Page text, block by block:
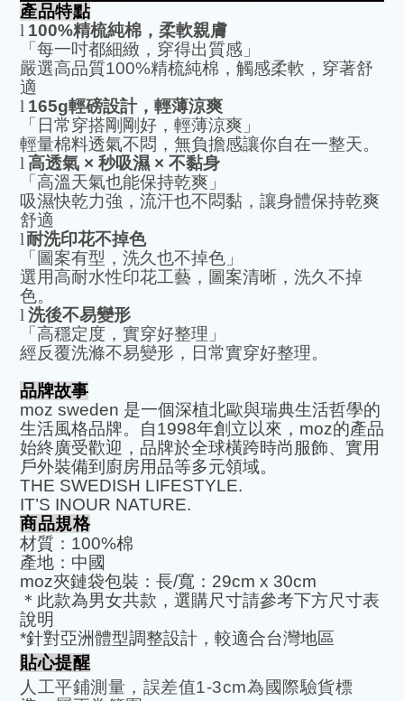
產品特點
l 100%精梳純棉，柔軟親膚
「每一吋都細緻，穿得出質感」
嚴選高品質100%精梳純棉，觸感柔軟，穿著舒
適
l 165g輕磅設計，輕薄涼爽
「日常穿搭剛剛好，輕薄涼爽」
輕量棉料透氣不悶，無負擔感讓你自在一整天。
l 高透氣 × 秒吸濕× 不黏身
「高溫天氣也能保持乾爽」
吸濕快乾力強，流汗也不悶黏，讓身體保持乾爽
舒適
l耐洗印花不掉色
「圖案有型，洗久也不掉色」
選用高耐水性印花工藝，圖案清晰，洗久不掉
色。
l 洗後不易變形
「高穩定度，實穿好整理」
經反覆洗滌不易變形，日常實穿好整理。
品牌故事
moz sweden 是一個深植北歐與瑞典生活哲學的
生活風格品牌。自1998年創立以來， moz的產品
始終廣受歡迎，品牌於全球橫跨時尚服飾、實用
戶外裝備到廚房用品等多元領域。
THE SWEDISH LIFESTYLE.
IT’S INOUR NATURE.
商品規格
材質： 100%棉
產地：中國
moz夾鏈袋包裝：長/寬： 29cm x 30cm
＊此款為男女共款，選購尺寸請參考下方尺寸表
說明
*針對亞洲體型調整設計，較適合台灣地區
貼心提醒
人工平鋪測量，誤差值1-3cm為國際驗貨標